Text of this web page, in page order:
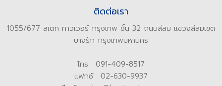
ติดต่อเรา
1055/677 สเตท ทาวเวอร์ กรุงเทพ ชั้น 32 ถนนสีลม แขวงสีลมเขต
บางรัก กรุงเทพมหานคร
โทร : 091-409-8517
แฟกซ์ : 02-630-9937